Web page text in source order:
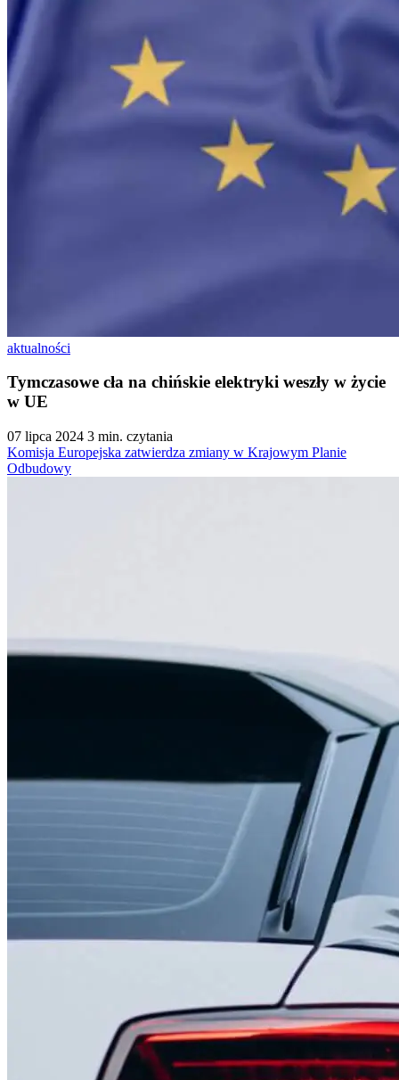
aktualności
Tymczasowe cła na chińskie elektryki weszły w życie
w UE
07 lipca 2024 3 min. czytania
Komisja Europejska zatwierdza zmiany w Krajowym Planie
Odbudowy